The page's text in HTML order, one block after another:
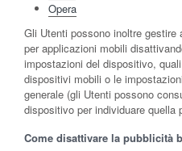
Opera
Gli Utenti possono inoltre
per applicazioni mobili
impostazioni del dispositivo,
dispositivi mobili o le
generale (gli Utenti possono
dispositivo per individuare quella
Come disattivare la pubblicità